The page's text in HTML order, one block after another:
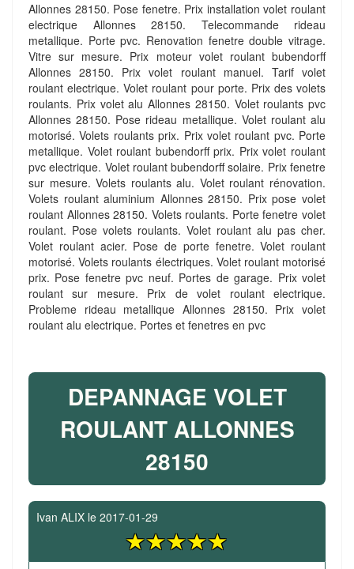
Allonnes 28150. Pose fenetre. Prix installation volet roulant
electrique Allonnes 28150. Telecommande rideau
metallique. Porte pvc. Renovation fenetre double vitrage.
Vitre sur mesure. Prix moteur volet roulant bubendorff
Allonnes 28150. Prix volet roulant manuel. Tarif volet
roulant electrique. Volet roulant pour porte. Prix des volets
roulants. Prix volet alu Allonnes 28150. Volet roulants pvc
Allonnes 28150. Pose rideau metallique. Volet roulant alu
motorisé. Volets roulants prix. Prix volet roulant pvc. Porte
metallique. Volet roulant bubendorff prix. Prix volet roulant
pvc electrique. Volet roulant bubendorff solaire. Prix fenetre
sur mesure. Volets roulants alu. Volet roulant rénovation.
Volets roulant aluminium Allonnes 28150. Prix pose volet
roulant Allonnes 28150. Volets roulants. Porte fenetre volet
roulant. Pose volets roulants. Volet roulant alu pas cher.
Volet roulant acier. Pose de porte fenetre. Volet roulant
motorisé. Volets roulants électriques. Volet roulant motorisé
prix. Pose fenetre pvc neuf. Portes de garage. Prix volet
roulant sur mesure. Prix de volet roulant electrique.
Probleme rideau metallique Allonnes 28150. Prix volet
roulant alu electrique. Portes et fenetres en pvc
DEPANNAGE VOLET
ROULANT ALLONNES
28150
Ivan ALIX le 2017-01-29